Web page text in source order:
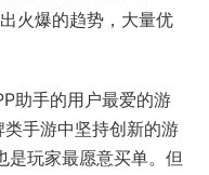
火爆的趋势，大量优
助手的用户最爱的游
手游中坚持创新的游
是玩家最愿意买单。但